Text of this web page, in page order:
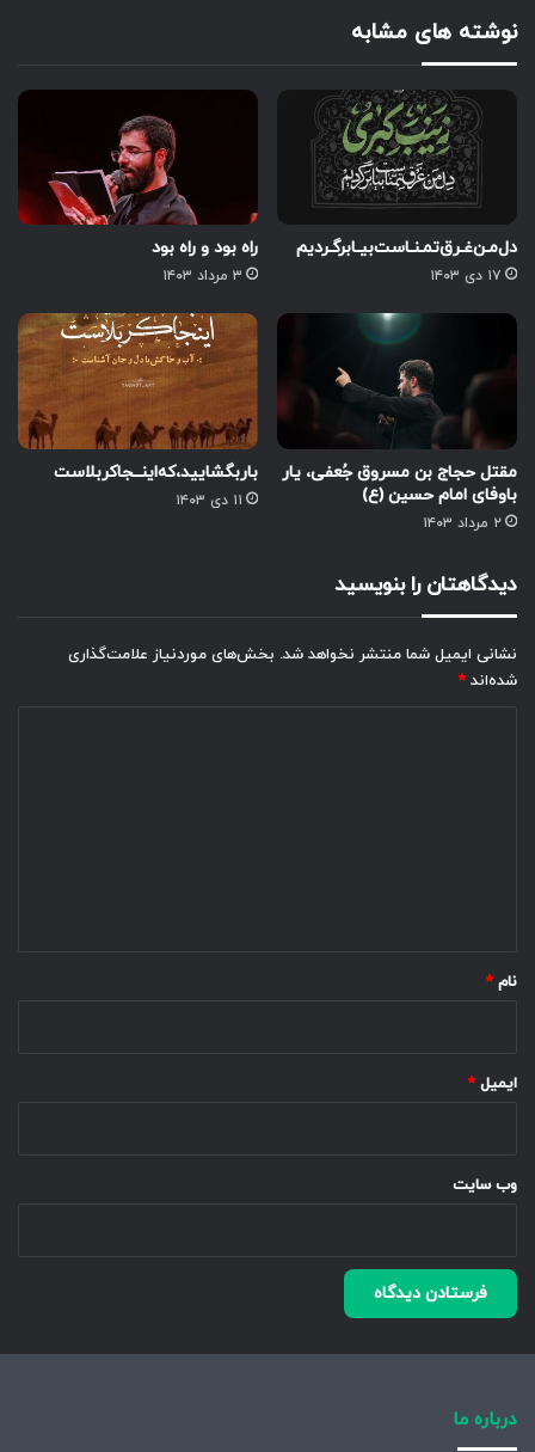
نوشته های مشابه
دل‌مـن‌غـرق‌تمـنـاست‌بیـابرگـردیم
۱۷ دی ۱۴۰۳
راه بود و راه بود
۳ مرداد ۱۴۰۳
مقتل حجاج بن مسروق جُعفی، یار
باوفای امام حسین (ع)
۲ مرداد ۱۴۰۳
باربگشایید،‌که‌اینــجاکربلاست
۱۱ دی ۱۴۰۳
دیدگاهتان را بنویسید
نشانی ایمیل شما منتشر نخواهد شد. بخش‌های موردنیاز علامت‌گذاری
شده‌اند *
نام *
ایمیل *
وب‌ سایت
درباره ما